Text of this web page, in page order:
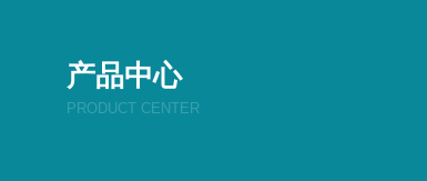
产品中心
PRODUCT CENTER